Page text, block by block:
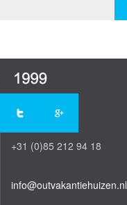
+31 (0)85 212 94 18
info@outvakantiehuizen.nl